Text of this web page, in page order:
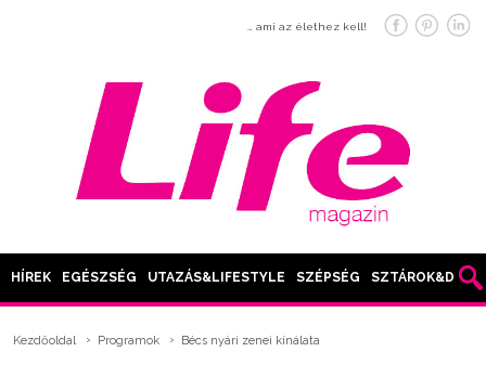
… ami az élethez kell!
HÍREK EGÉSZSÉG UTAZÁS&LIFESTYLE SZÉPSÉG SZTÁROK&DIVAT
Kezdőoldal Programok Bécs nyári zenei kínálata